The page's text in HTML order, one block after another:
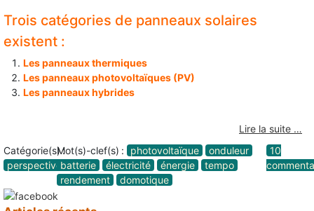
Trois catégories de panneaux solaires
existent :
Les panneaux thermiques
Les panneaux photovoltaïques (PV)
Les panneaux hybrides
Lire la suite …
Catégorie(s) :
perspective
Mot(s)-clef(s) : photovoltaïque
onduleur
batterie
électricité énergie
tempo
rendement
domotique
10